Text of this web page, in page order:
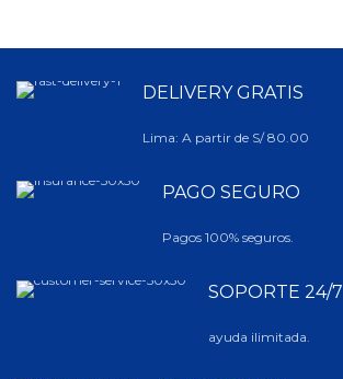
DELIVERY GRATIS
Lima: A partir de S/ 80.00
PAGO SEGURO
Pagos 100% seguros.
SOPORTE 24/7
ayuda ilimitada.